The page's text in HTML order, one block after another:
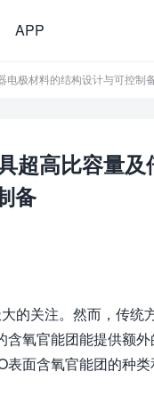
APP
电极材料的结构设计与可控制
超高比容量及
备
的关注。然而，传统
含氧官能团能提供额外
表面含氧官能团的种类